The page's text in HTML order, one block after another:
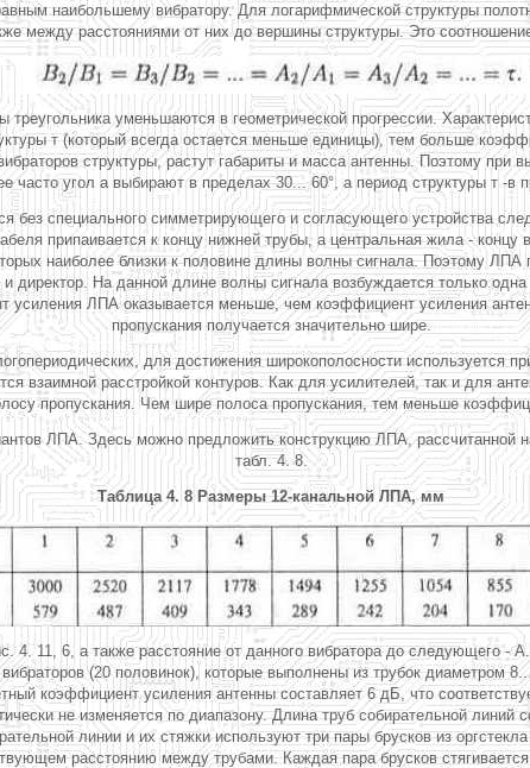
наибольшему вибратору. Для логарифмической структуры
между расстояниями от них до вершины структуры. Это
уменьшаются в геометрической прогрессии.
т (который всегда остается меньше единицы), тем больше
структуры, растут габариты и масса антенны. Поэтому при
часто угол а выбирают в пределах 30... 60°, а период структуры т -в
без специального симметрирующего и согласующего устройства
припаивается к концу нижней трубы, а центральная жила -
наиболее близки к половине длины волны сигнала. Поэтому
На данной длине волны сигнала возбуждается только
усиления ЛПА оказывается меньше, чем коэффициент усиления
пропускания получается значительно шире.
для достижения широкополосности используется
взаимной расстройкой контуров. Как для усилителей, так и для
пропускания. Чем шире полоса пропускания, тем меньше
ЛПА. Здесь можно предложить конструкцию ЛПА, рассчитанной
табл. 4. 8.
Таблица 4. 8 Размеры 12-канальной ЛПА, мм
4. 11, 6, а также расстояние от данного вибратора до следующего
(20 половинок), которые выполнены из трубок диаметром
коэффициент усиления антенны составляет 6 дБ, что
не изменяется по диапазону. Длина труб собирательной линий
линии и их стяжки используют три пары брусков из
расстоянию между трубами. Каждая пара брусков